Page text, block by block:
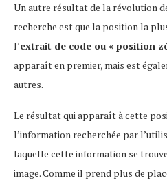
Un autre résultat de la révolution
recherche est que la position la
l’extrait de code ou « position
apparaît en premier, mais est
autres.
Le résultat qui apparaît à cette
l’information recherchée par
laquelle cette information se
image. Comme il prend plus de